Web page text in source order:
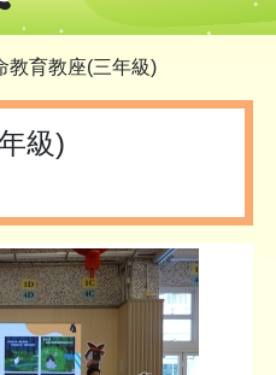
教育教座(三年級)
級)